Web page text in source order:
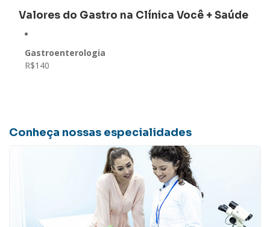
Valores do Gastro na Clínica Você + Saúde
Gastroenterologia
R$140
Conheça nossas especialidades